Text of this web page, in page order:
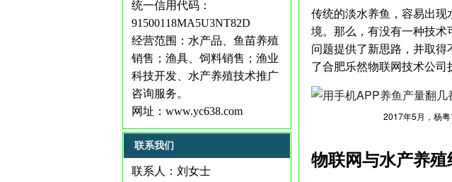
统一信用代码：
91500118MA5U3NT82D
经营范围：水产品、鱼苗养殖
销售；渔具、饲料销售；渔业
科技开发、水产养殖技术推广
咨询服务。
网址： www.yc638.com
联系我们
联系人：刘女士
传统的淡水养鱼，容易出
境。那么，有没有一种技术
问题提供了新思路，并取
了合肥乐然物联网技术公司
2017年5月，杨
物联网与水产养殖